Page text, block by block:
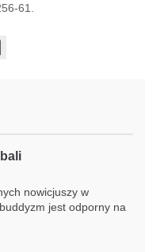
61.
nowicjuszy w
jest odporny na